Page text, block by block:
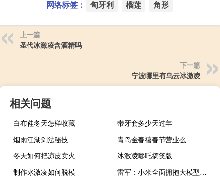
网络标签： 匈牙利 榴莲 角形
上一篇
圣代冰激凌含酒精吗
下一篇
宁波哪里有乌云冰激凌
相关问题
白布鞋冬天怎样收藏
带牙套多少天过年
烟雨江湖剑法秘技
青岛金春禧春节营业么
冬天如何把凉皮卖火
冰激凌哪吒搞笑版
制作冰激凌如何脱模
雷军：小米全面拥抱大模型小爱同学已升级大模型今日开启邀请测试